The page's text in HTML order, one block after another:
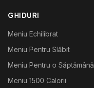
GHIDURI
Meniu Echilibrat
Meniu Pentru Slăbit
Meniu Pentru o Săptămână
Meniu 1500 Calorii